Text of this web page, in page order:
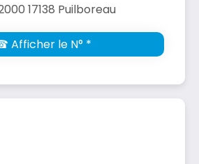
17138 Puilboreau
Afficher le N° *